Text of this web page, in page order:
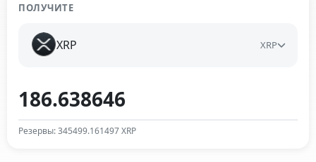
ПОЛУЧИТЕ
XRP XRP
Резервы: 345499.161497 XRP